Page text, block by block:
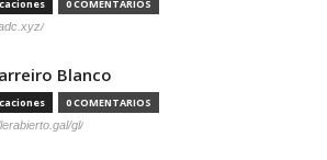
0 COMENTARIOS
Blanco
0 COMENTARIOS
gl/